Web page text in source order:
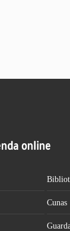
online
Cunas